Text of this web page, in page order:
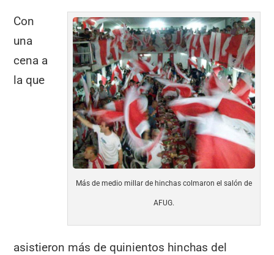
Más de medio millar de hinchas colmaron el salón de
AFUG.
Con
una
cena a
la que
asistieron más de quinientos hinchas del